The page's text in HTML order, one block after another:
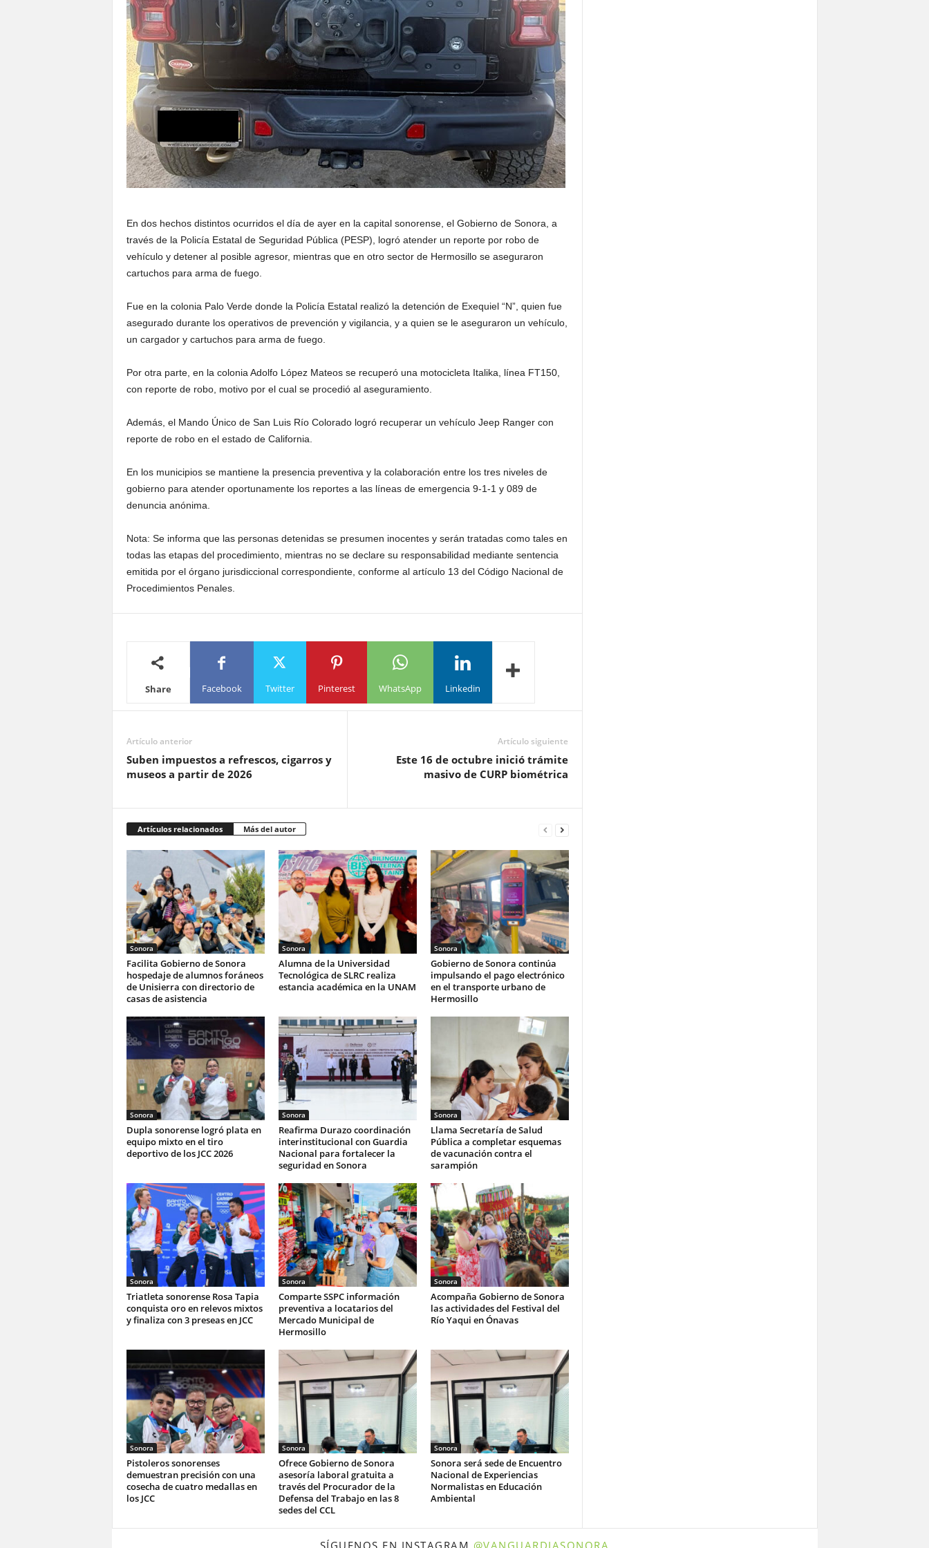
En dos hechos distintos ocurridos el día de ayer en la capital sonorense, el Gobierno de Sonora, a
través de la Policía Estatal de Seguridad Pública (PESP), logró atender un reporte por robo de
vehículo y detener al posible agresor, mientras que en otro sector de Hermosillo se aseguraron
cartuchos para arma de fuego.
Fue en la colonia Palo Verde donde la Policía Estatal realizó la detención de Exequiel “N”, quien fue
asegurado durante los operativos de prevención y vigilancia, y a quien se le aseguraron un vehículo,
un cargador y cartuchos para arma de fuego.
Por otra parte, en la colonia Adolfo López Mateos se recuperó una motocicleta Italika, línea FT150,
con reporte de robo, motivo por el cual se procedió al aseguramiento.
Además, el Mando Único de San Luis Río Colorado logró recuperar un vehículo Jeep Ranger con
reporte de robo en el estado de California.
En los municipios se mantiene la presencia preventiva y la colaboración entre los tres niveles de
gobierno para atender oportunamente los reportes a las líneas de emergencia 9-1-1 y 089 de
denuncia anónima.
Nota: Se informa que las personas detenidas se presumen inocentes y serán tratadas como tales en
todas las etapas del procedimiento, mientras no se declare su responsabilidad mediante sentencia
emitida por el órgano jurisdiccional correspondiente, conforme al artículo 13 del Código Nacional de
Procedimientos Penales.
Share Facebook Twitter Pinterest WhatsApp Linkedin
Artículo anterior
Suben impuestos a refrescos, cigarros y
museos a partir de 2026
Artículo siguiente
Este 16 de octubre inició trámite
masivo de CURP biométrica
Artículos relacionados Más del autor
Sonora
Facilita Gobierno de Sonora
hospedaje de alumnos foráneos
de Unisierra con directorio de
casas de asistencia
Sonora
Alumna de la Universidad
Tecnológica de SLRC realiza
estancia académica en la UNAM
Sonora
Gobierno de Sonora continúa
impulsando el pago electrónico
en el transporte urbano de
Hermosillo
Sonora
Dupla sonorense logró plata en
equipo mixto en el tiro
deportivo de los JCC 2026
Sonora
Reafirma Durazo coordinación
interinstitucional con Guardia
Nacional para fortalecer la
seguridad en Sonora
Sonora
Llama Secretaría de Salud
Pública a completar esquemas
de vacunación contra el
sarampión
Sonora
Triatleta sonorense Rosa Tapia
conquista oro en relevos mixtos
y finaliza con 3 preseas en JCC
Sonora
Comparte SSPC información
preventiva a locatarios del
Mercado Municipal de
Hermosillo
Sonora
Acompaña Gobierno de Sonora
las actividades del Festival del
Río Yaqui en Ónavas
Sonora
Pistoleros sonorenses
demuestran precisión con una
cosecha de cuatro medallas en
los JCC
Sonora
Ofrece Gobierno de Sonora
asesoría laboral gratuita a
través del Procurador de la
Defensa del Trabajo en las 8
sedes del CCL
Sonora
Sonora será sede de Encuentro
Nacional de Experiencias
Normalistas en Educación
Ambiental
SÍGUENOS EN INSTAGRAM @VANGUARDIASONORA